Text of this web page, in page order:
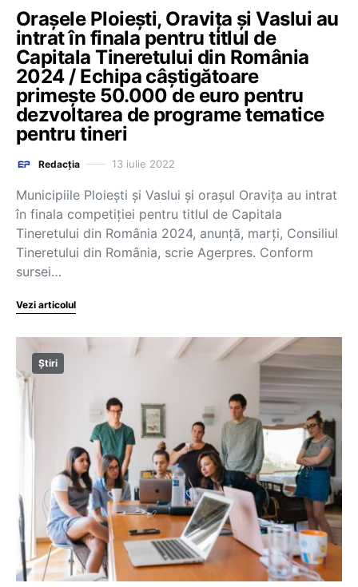
Orașele Ploiești, Oravița și Vaslui au
intrat în finala pentru titlul de
Capitala Tineretului din România
2024 / Echipa câștigătoare
primește 50.000 de euro pentru
dezvoltarea de programe tematice
pentru tineri
Redacția 13 iulie 2022
Municipiile Ploieşti şi Vaslui şi oraşul Oraviţa au intrat
în finala competiţiei pentru titlul de Capitala
Tineretului din România 2024, anunţă, marţi, Consiliul
Tineretului din România, scrie Agerpres. Conform
sursei…
Vezi articolul
Știri